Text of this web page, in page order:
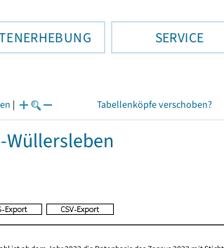
SERVICE
| Tabellenköpfe verschoben?
Wüllersleben